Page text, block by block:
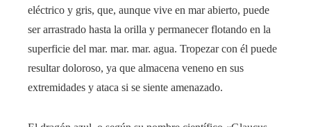
eléctrico y gris, que, aunque vive en mar abierto, puede
ser arrastrado hasta la orilla y permanecer flotando en la
superficie del mar. mar. mar. agua. Tropezar con él puede
resultar doloroso, ya que almacena veneno en sus
extremidades y ataca si se siente amenazado.